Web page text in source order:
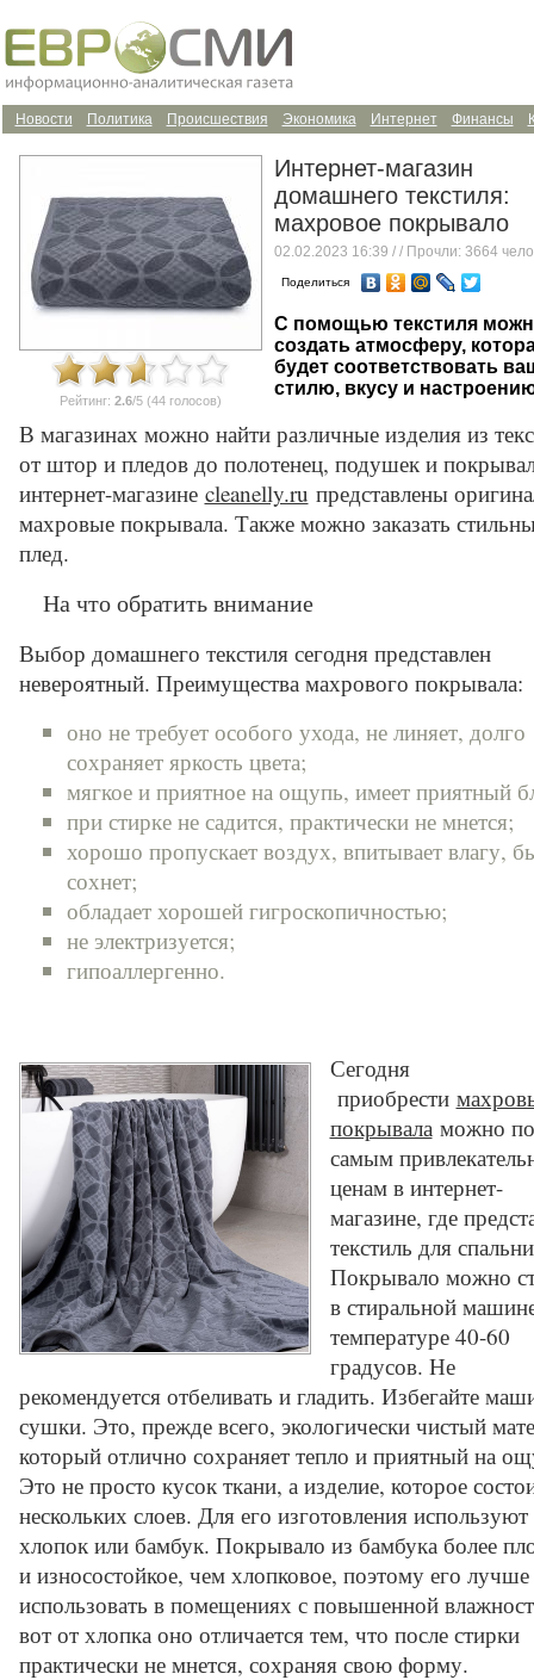
Финансы
Интернет
Экономика
Происшествия
Политика
Новости
Рейтинг: 2.6/5 (44 голосов)
Интернет-магазин
домашнего текстиля:
махровое покрывало
02.02.2023 16:39 / / Прочли: 3664
Поделиться
С помощью текстиля
создать атмосферу,
будет соответствовать
стилю, вкусу и
В магазинах можно найти различные изделия из
от штор и пледов до полотенец, подушек и
интернет-магазине cleanelly.ru представлены
махровые покрывала. Также можно заказать
плед.
На что обратить внимание
Выбор домашнего текстиля сегодня представлен
невероятный. Преимущества махрового покрывала:
оно не требует особого ухода, не линяет, долго
сохраняет яркость цвета;
мягкое и приятное на ощупь, имеет приятный
при стирке не садится, практически не мнется;
хорошо пропускает воздух, впитывает влагу,
сохнет;
обладает хорошей гигроскопичностью;
не электризуется;
гипоаллергенно.
Сегодня
приобрести
покрываламожно по
самым
ценам в интернет-
магазине, где
текстиль для
Покрывало можно
в стиральной
температуре 40-60
градусов. Не
рекомендуется отбеливать и гладить. Избегайте
сушки. Это, прежде всего, экологически чистый
который отлично сохраняет тепло и приятный на
Это не просто кусок ткани, а изделие, которое
нескольких слоев. Для его изготовления используют
хлопок или бамбук. Покрывало из бамбука более
и износостойкое, чем хлопковое, поэтому его лучше
использовать в помещениях с повышенной
вот от хлопка оно отличается тем, что после стирки
практически не мнется, сохраняя свою форму.